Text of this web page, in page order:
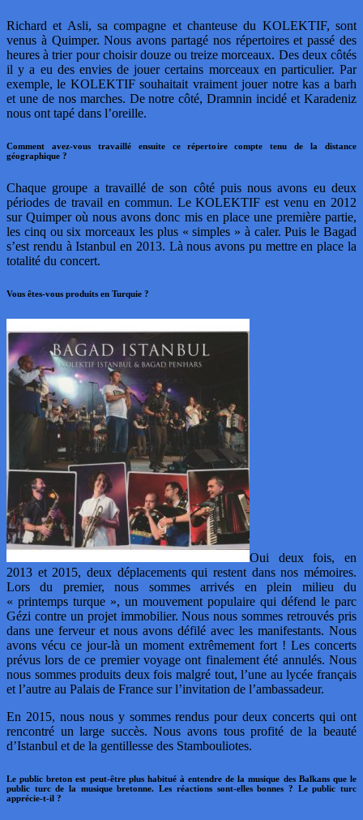
Richard et Asli, sa compagne et chanteuse du KOLEKTIF, sont
venus à Quimper. Nous avons partagé nos répertoires et passé des
heures à trier pour choisir douze ou treize morceaux. Des deux côtés
il y a eu des envies de jouer certains morceaux en particulier. Par
exemple, le KOLEKTIF souhaitait vraiment jouer notre kas a barh
et une de nos marches. De notre côté, Dramnin incidé et Karadeniz
nous ont tapé dans l’oreille.
Comment avez-vous travaillé ensuite ce répertoire compte tenu de la distance
géographique ?
Chaque groupe a travaillé de son côté puis nous avons eu deux
périodes de travail en commun. Le KOLEKTIF est venu en 2012
sur Quimper où nous avons donc mis en place une première partie,
les cinq ou six morceaux les plus « simples » à caler. Puis le Bagad
s’est rendu à Istanbul en 2013. Là nous avons pu mettre en place la
totalité du concert.
Vous êtes-vous produits en Turquie ?
Oui deux fois, en
2013 et 2015, deux déplacements qui restent dans nos mémoires.
Lors du premier, nous sommes arrivés en plein milieu du
« printemps turque », un mouvement populaire qui défend le parc
Gézi contre un projet immobilier. Nous nous sommes retrouvés pris
dans une ferveur et nous avons défilé avec les manifestants. Nous
avons vécu ce jour-là un moment extrêmement fort ! Les concerts
prévus lors de ce premier voyage ont finalement été annulés. Nous
nous sommes produits deux fois malgré tout, l’une au lycée français
et l’autre au Palais de France sur l’invitation de l’ambassadeur.
En 2015, nous nous y sommes rendus pour deux concerts qui ont
rencontré un large succès. Nous avons tous profité de la beauté
d’Istanbul et de la gentillesse des Stambouliotes.
Le public breton est peut-être plus habitué à entendre de la musique des Balkans que le
public turc de la musique bretonne. Les réactions sont-elles bonnes ? Le public turc
apprécie-t-il ?